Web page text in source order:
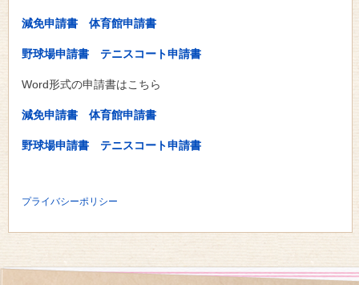
減免申請書 体育館申請書
野球場申請書 テニスコート申請書
Word形式の申請書はこちら
減免申請書 体育館申請書
野球場申請書 テニスコート申請書
プライバシーポリシー